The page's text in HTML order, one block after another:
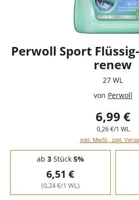
Perwoll Sport
renew
27 WL
von Perwoll
6,99 €
0,26 €/1 WL
inkl. MwSt., zzgl.
Staffelpreise - Mengenrabatt
ab 3Stück 5%
6,51 €
(0,24 €/1 WL)